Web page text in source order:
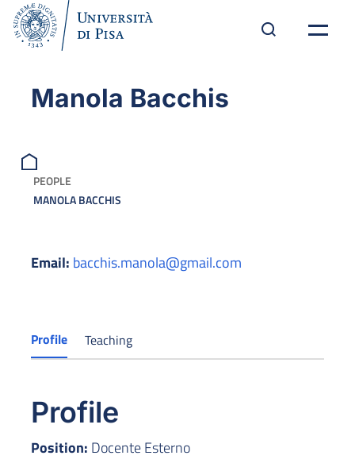
Manola Bacchis
PEOPLE
MANOLA BACCHIS
Email: bacchis.manola@gmail.com
Profile Teaching
Profile
Position: Docente Esterno